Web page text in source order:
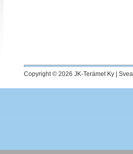
Copyright © 2026 JK-Terämet Ky |